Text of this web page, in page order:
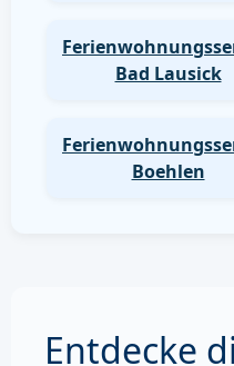
Bad Lausick
Boehlen
Entdecke